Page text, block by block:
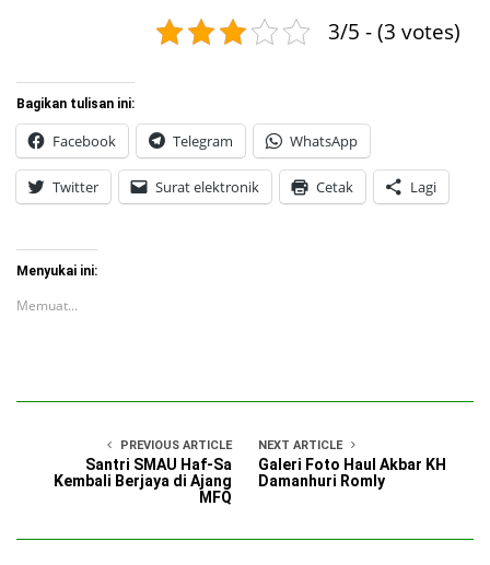
3/5 - (3 votes)
Bagikan tulisan ini:
Facebook Telegram WhatsApp
Twitter Surat elektronik Cetak Lagi
Menyukai ini:
Memuat...
PREVIOUS ARTICLE
Santri SMAU Haf-Sa
Kembali Berjaya di Ajang
MFQ
NEXT ARTICLE
Galeri Foto Haul Akbar KH
Damanhuri Romly